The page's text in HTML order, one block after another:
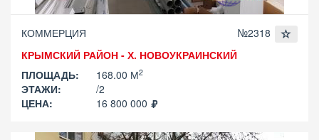
КОММЕРЦИЯ
№2318
КРЫМСКИЙ РАЙОН - Х. НОВОУКРАИНСКИЙ
ПЛОЩАДЬ:
168.00 М2
ЭТАЖИ:
/2
ЦЕНА:
16 800 000